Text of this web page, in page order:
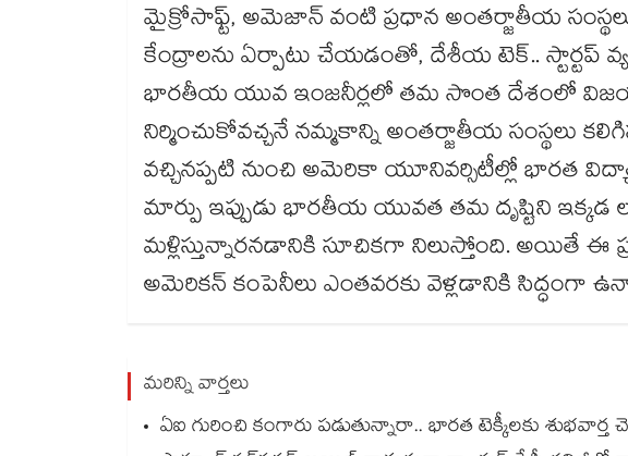
మైక్రోసాఫ్ట్, అమెజాన్ వంటి ప్రధాన అంతర్జాతీయ
కేంద్రాలను ఏర్పాటు చేయడంతో, దేశీయ టెక్.. స్టార్టప్
భారతీయ యువ ఇంజనీర్లలో తమ సొంత దేశంలో
నిర్మించుకోవచ్చనే నమ్మకాన్ని అంతర్జాతీయ సంస్థలు
వచ్చినప్పటి నుంచి అమెరికా యూనివర్సిటీల్లో భారత
మార్పు ఇప్పుడు భారతీయ యువత తమ దృష్టిని ఇక్కడ
మళ్లిస్తున్నారనడానికి సూచికగా నిలుస్తోంది. అయితే ఈ
అమెరికన్ కంపెనీలు ఎంతవరకు వెళ్లడానికి సిద్ధంగా
మరిన్ని వార్తలు
ఏఐ గురించి కంగారు పడుతున్నారా.. భారత టెక్కీలకు